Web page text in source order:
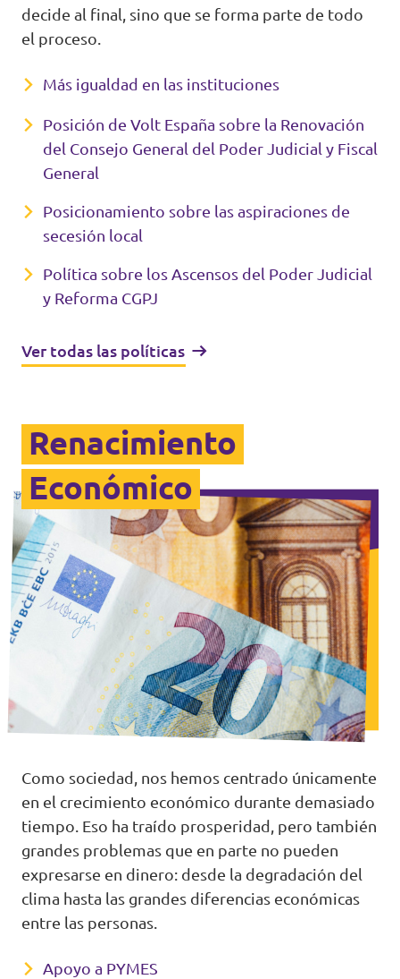
decide al final, sino que se forma parte de todo
el proceso.
Más igualdad en las instituciones
Posición de Volt España sobre la Renovación
del Consejo General del Poder Judicial y Fiscal
General
Posicionamiento sobre las aspiraciones de
secesión local
Política sobre los Ascensos del Poder Judicial
y Reforma CGPJ
Ver todas las políticas
Renacimiento
Económico
Como sociedad, nos hemos centrado únicamente
en el crecimiento económico durante demasiado
tiempo. Eso ha traído prosperidad, pero también
grandes problemas que en parte no pueden
expresarse en dinero: desde la degradación del
clima hasta las grandes diferencias económicas
entre las personas.
Apoyo a PYMES